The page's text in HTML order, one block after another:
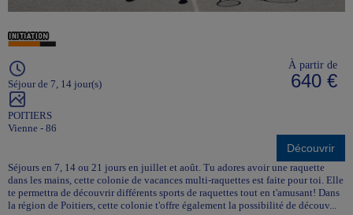
Séjour de 7, 14 jour(s)
POITIERS
Vienne - 86
À partir de
640 €
Découvrir
Séjours en 7, 14 ou 21 jours en juillet et août. Tu adores avoir une raquette
dans les mains, cette colonie de vacances multi-raquettes est faite pour toi. Elle
te permettra de découvrir différents sports de raquettes tout en t'amusant! Dans
la région de Poitiers, cette colonie t'offre également la possibilité de découv...